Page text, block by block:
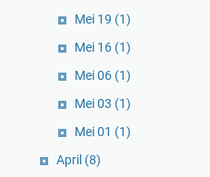
Mei 19 (1)
Mei 16 (1)
Mei 06 (1)
Mei 03 (1)
Mei 01 (1)
April (8)